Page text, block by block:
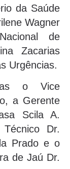
da Saúde
Wagner
de
Zacarias
Urgências.
o Vice
a Gerente
Scila A.
Dr.
Prado e o
de Jaú Dr.